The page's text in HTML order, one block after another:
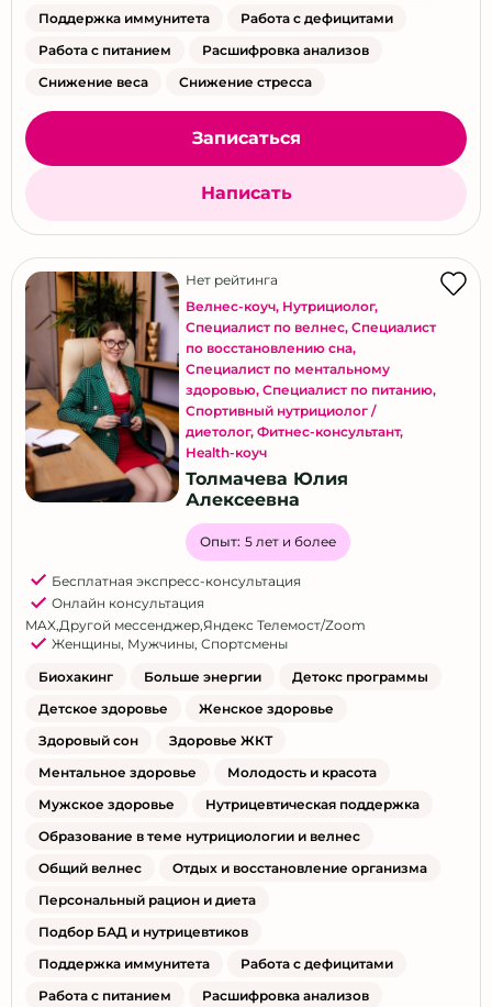
Поддержка иммунитета
Работа с дефицитами
Работа с питанием
Расшифровка анализов
Снижение веса
Снижение стресса
Записаться
Написать
Нет рейтинга
Велнес-коуч, Нутрициолог,
Специалист по велнес, Специалист
по восстановлению сна,
Специалист по ментальному
здоровью, Специалист по питанию,
Спортивный нутрициолог /
диетолог, Фитнес-консультант,
Health-коуч
Толмачева Юлия
Алексеевна
Опыт: 5 лет и более
Бесплатная экспресс-консультация
Онлайн консультация
MAX,Другой мессенджер,Яндекс Телемост/Zoom
Женщины, Мужчины, Спортсмены
Биохакинг Больше энергии
Детокс программы
Детское здоровье
Женское здоровье
Здоровый сон
Здоровье ЖКТ
Ментальное здоровье
Молодость и красота
Мужское здоровье
Нутрицевтическая поддержка
Образование в теме нутрициологии и велнес
Общий велнес
Отдых и восстановление организма
Персональный рацион и диета
Подбор БАД и нутрицевтиков
Поддержка иммунитета
Работа с дефицитами
Работа с питанием
Расшифровка анализов